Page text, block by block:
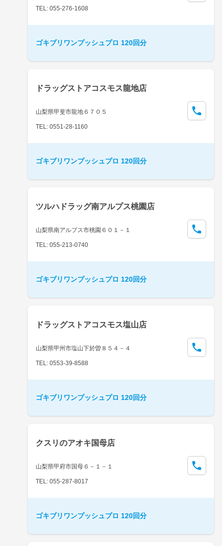
TEL: 055-276-1608
ゴキブリワンプッシュプロ 120回分
ドラッグストアコスモス龍地店
山梨県甲斐市龍地６７０５
TEL: 0551-28-1160
ゴキブリワンプッシュプロ 120回分
ツルハドラッグ南アルプス桃園店
山梨県南アルプス市桃園６０１－１
TEL: 055-213-0740
ゴキブリワンプッシュプロ 120回分
ドラッグストアコスモス塩山店
山梨県甲州市塩山下於曽８５４－４
TEL: 0553-39-8588
ゴキブリワンプッシュプロ 120回分
クスリのアオキ国母店
山梨県甲府市国母６－１－１
TEL: 055-287-8017
ゴキブリワンプッシュプロ 120回分